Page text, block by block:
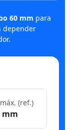
60 mm para
depender
(ref.)
mm